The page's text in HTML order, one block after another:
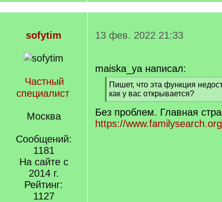
sofytim
Частный
специалист
Москва
Сообщений:
1181
На сайте с
2014 г.
Рейтинг:
1127
13 фев. 2022 21:33
maiska_ya написал:
[
q
]
Пишет, что эта функция
как у вас открывается?
[
/
q
]
Без проблем. Главная
https://